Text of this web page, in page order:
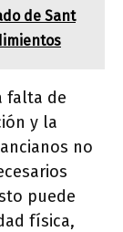
de Sant
falta de
y la
no
puede
física,